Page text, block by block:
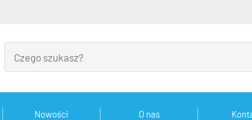
Nowości O nas